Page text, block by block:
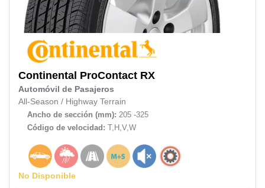
Continental ProContact RX
Automóvil de Pasajeros
All-Season / Highway Terrain
Ancho de sección (mm): 205 -325
Código de velocidad: T,H,V,W
No Disponible